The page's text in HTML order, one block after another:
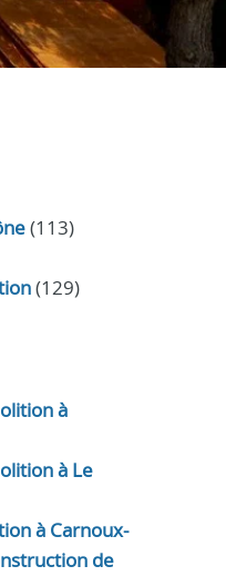
(113)
(129)
à
à Le
à Carnoux-
de